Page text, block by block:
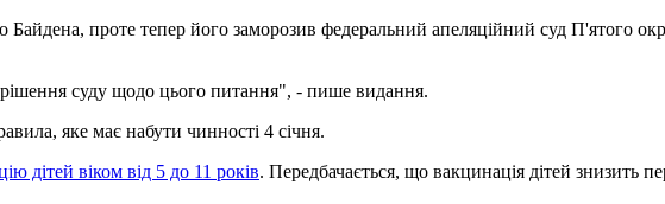
проте тепер його заморозив федеральний апеляційний суд П'ятого
суду щодо цього питання", - пише видання.
яке має набути чинності 4 січня.
дітей віком від 5 до 11 років. Передбачається, що вакцинація дітей